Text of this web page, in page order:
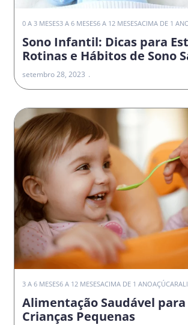
0 A 3 MESES3 A 6 MESES6 A 12 MESESACIMA DE 1
Sono Infantil: Dicas para
Rotinas e Hábitos de Sono
setembro 28, 2023
3 A 6 MESES6 A 12 MESESACIMA DE 1 ANOAÇÚCAR
Alimentação Saudável para
Crianças Pequenas